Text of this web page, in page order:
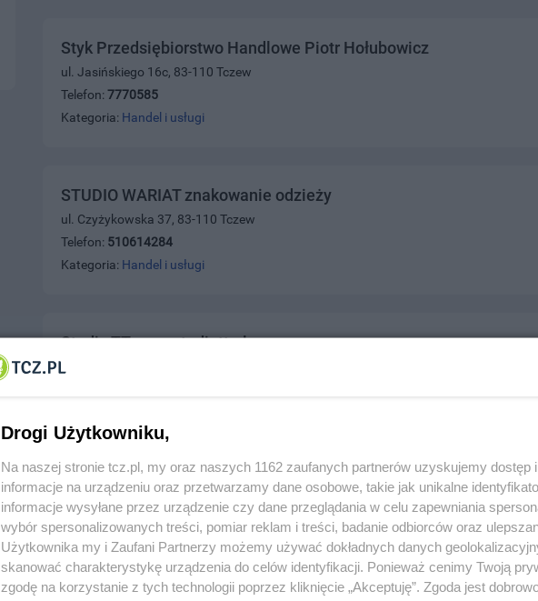
Styk Przedsiębiorstwo Handlowe Piotr Hołubowicz
ul. Jasińskiego 16c, 83-110 Tczew
Telefon: 7770585
Kategoria: Handel i usługi
STUDIO WARIAT znakowanie odzieży
ul. Czyżykowska 37, 83-110 Tczew
Telefon: 510614284
Kategoria: Handel i usługi
Studio TT www.studiott.pl
ul. Stary Rynek 50A, 82-300 Elbląg
Studio Plus Magdalena Kozłowska
ul. Jasińskiego 14c, 83-110 Tczew
Telefon:7771322
Kategoria:
Handel i usługi
Drogi Użytkowniku,
Na naszej stronie tcz.pl, my oraz naszych 1162 zaufanych partnerów uzyskujemy dostęp
informacje na urządzeniu oraz przetwarzamy dane osobowe, takie jak unikalne
informacje wysyłane przez urządzenie czy dane przeglądania w celu zapewniania
wybór spersonalizowanych treści, pomiar reklam i treści, badanie odbiorców oraz
Użytkownika my i Zaufani Partnerzy możemy używać dokładnych danych
skanować charakterystykę urządzenia do celów identyfikacji. Ponieważ cenimy Twoją
zgodę na korzystanie z tych technologii poprzez kliknięcie „Akceptuję”. Zgoda jest